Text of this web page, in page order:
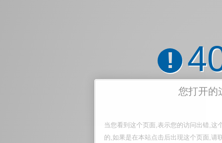
!
您打开的
当您看到这个页面,表示您的访问出错,这
的,如果是在本站点击后出现这个页面,请